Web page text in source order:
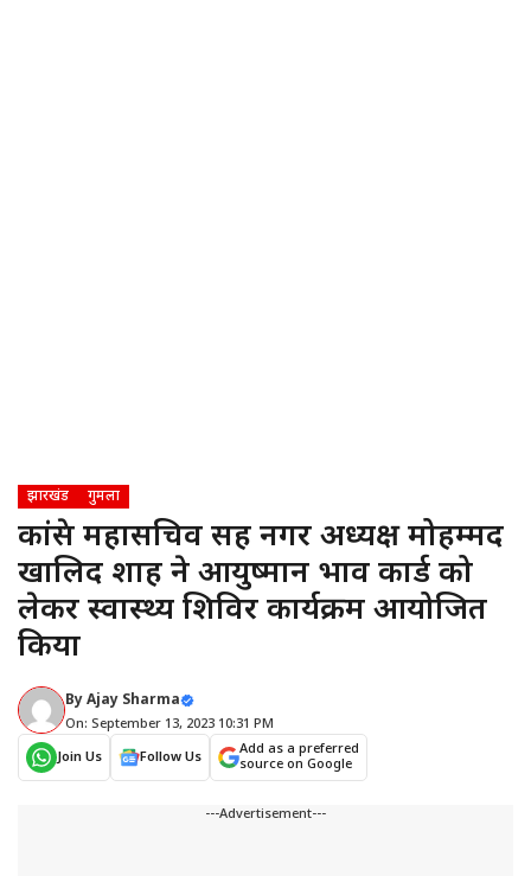
झारखंड गुमला
कांग्रेस महासचिव सह नगर अध्यक्ष मोहम्मद
खालिद शाह ने आयुष्मान भाव कार्ड को
लेकर स्वास्थ्य शिविर कार्यक्रम आयोजित
किया
ByAjay Sharma
On: September 13, 2023 10:31 PM
Join Us
Follow Us
Add as a preferred
source on Google
---Advertisement---